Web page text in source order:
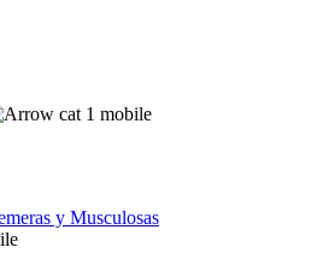
y Musculosas